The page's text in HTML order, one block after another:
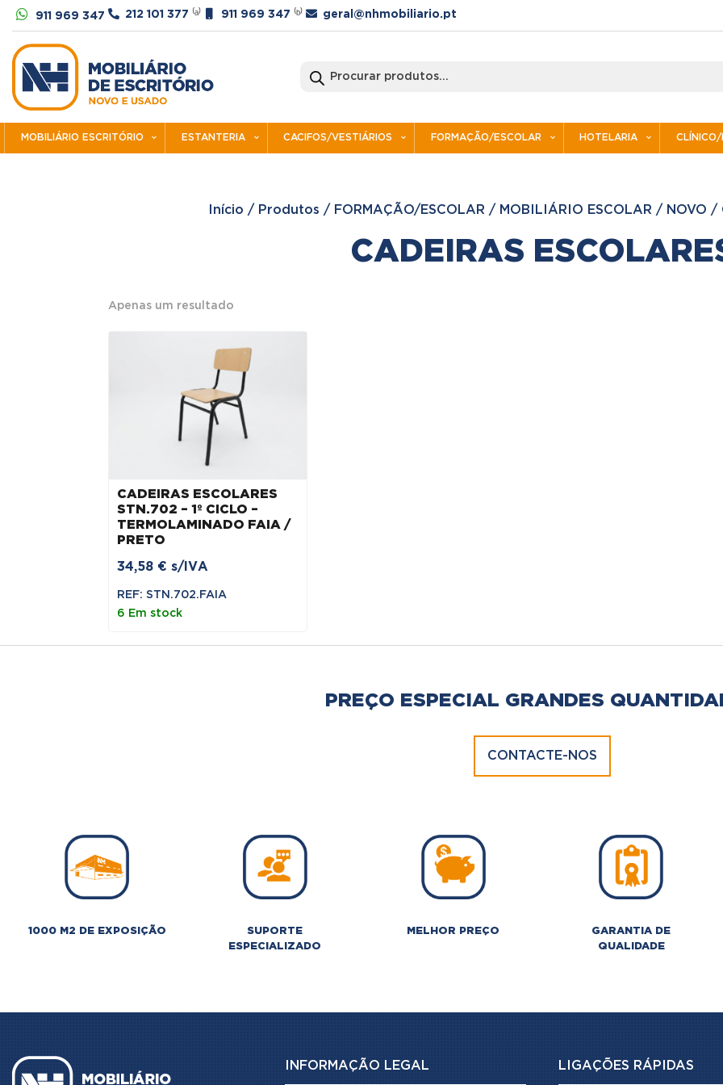
 911 969 347  212 101 377 ⁽ᵃ⁾ 911 969 347 ⁽ᵇ⁾  geral@nhmobiliario.pt
search
MOBILIÁRIO ESCRITÓRIO ESTANTERIA CACIFOS/VESTIÁRIOS FORMAÇÃO/ESCOLAR HOTELARIA CLÍNICO/
Início / Produtos / FORMAÇÃO/ESCOLAR / MOBILIÁRIO ESCOLAR / NOVO /
CADEIRAS
Apenas um resultado
CADEIRAS ESCOLARES
STN.702 – 1º CICLO –
TERMOLAMINADO FAIA /
PRETO
34,58 € s/IVA
REF: STN.702.FAIA
6 Em stock
PREÇO ESPECIAL GRANDES
CONTACTE-NOS
1000 M2 DE EXPOSIÇÃO
SUPORTE
ESPECIALIZADO
MELHOR PREÇO
GARANTIA DE
QUALIDADE
INFORMAÇÃO LEGAL LIGAÇÕES RÁPIDAS